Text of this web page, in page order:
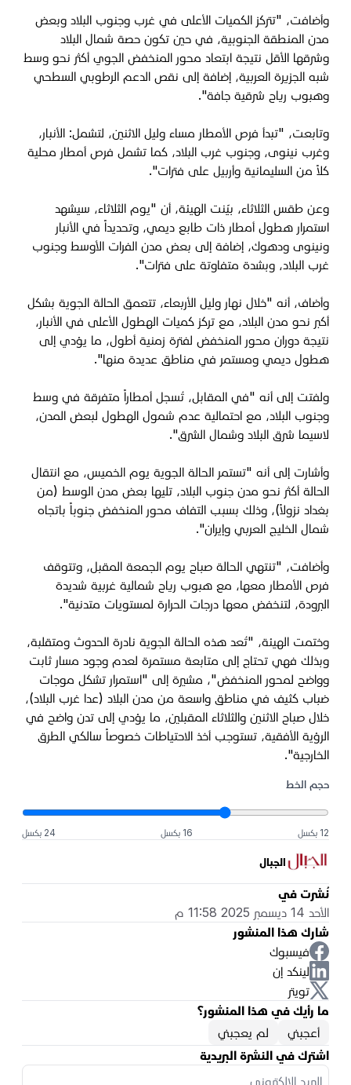
وأضافت، "تتركز الكميات الأعلى في غرب وجنوب البلاد وبعض
مدن المنطقة الجنوبية، في حين تكون حصة شمال البلاد
وشرقها الأقل نتيجة ابتعاد محور المنخفض الجوي أكثر نحو وسط
شبه الجزيرة العربية، إضافة إلى نقص الدعم الرطوبي السطحي
وهبوب رياح شرقية جافة".
وتابعت، "تبدأ فرص الأمطار مساء وليل الاثنين، لتشمل: الأنبار،
وغرب نينوى، وجنوب غرب البلاد، كما تشمل فرص أمطار محلية
كلاً من السليمانية وأربيل على فترات".
وعن طقس الثلاثاء، بيّنت الهيئة، أن "يوم الثلاثاء، سيشهد
استمرار هطول أمطار ذات طابع ديمي، وتحديداً في الأنبار
ونينوى ودهوك، إضافة إلى بعض مدن الفرات الأوسط وجنوب
غرب البلاد، وبشدة متفاوتة على فترات".
وأضاف، أنه "خلال نهار وليل الأربعاء، تتعمق الحالة الجوية بشكل
أكبر نحو مدن البلاد، مع تركز كميات الهطول الأعلى في الأنبار،
نتيجة دوران محور المنخفض لفترة زمنية أطول، ما يؤدي إلى
هطول ديمي ومستمر في مناطق عديدة منها".
ولفتت إلى أنه "في المقابل، تُسجل أمطاراً متفرقة في وسط
وجنوب البلاد، مع احتمالية عدم شمول الهطول لبعض المدن،
لاسيما شرق البلاد وشمال الشرق".
وأشارت إلى أنه "تستمر الحالة الجوية يوم الخميس، مع انتقال
الحالة أكثر نحو مدن جنوب البلاد، تليها بعض مدن الوسط (من
بغداد نزولاً)، وذلك بسبب التفاف محور المنخفض جنوباً باتجاه
شمال الخليج العربي وإيران".
وأضافت، "تنتهي الحالة صباح يوم الجمعة المقبل، وتتوقف
فرص الأمطار معها، مع هبوب رياح شمالية غربية شديدة
البرودة، لتنخفض معها درجات الحرارة لمستويات متدنية".
وختمت الهيئة، "تُعد هذه الحالة الجوية نادرة الحدوث ومتقلبة،
وبذلك فهي تحتاج إلى متابعة مستمرة لعدم وجود مسار ثابت
وواضح لمحور المنخفض"، مشيرة إلى "استمرار تشكل موجات
ضباب كثيف في مناطق واسعة من مدن البلاد (عدا غرب البلاد)،
خلال صباح الاثنين والثلاثاء المقبلين، ما يؤدي إلى تدن واضح في
الرؤية الأفقية، تستوجب أخذ الاحتياطات خصوصاً سالكي الطرق
الخارجية".
حجم الخط
12 بكسل 16 بكسل 24 بكسل
الجبال
نُشرت في
الأحد 14 ديسمبر 2025 11:58 م
شارك هذا المنشور
فيسبوك
لينكد إن
تويتر
ما رأيك في هذا المنشور؟
أعجبني
لم يعجبني
اشترك في النشرة البريدية